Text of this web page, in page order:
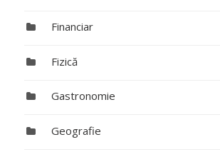
Financiar
Fizică
Gastronomie
Geografie